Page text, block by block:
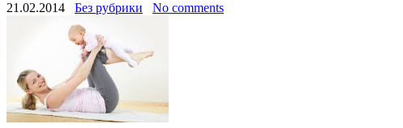
21.02.2014 Без рубрики No comments